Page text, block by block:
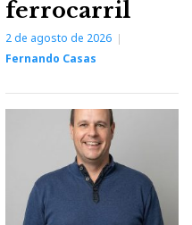
ferrocarril
2 de agosto de 2026
Fernando Casas